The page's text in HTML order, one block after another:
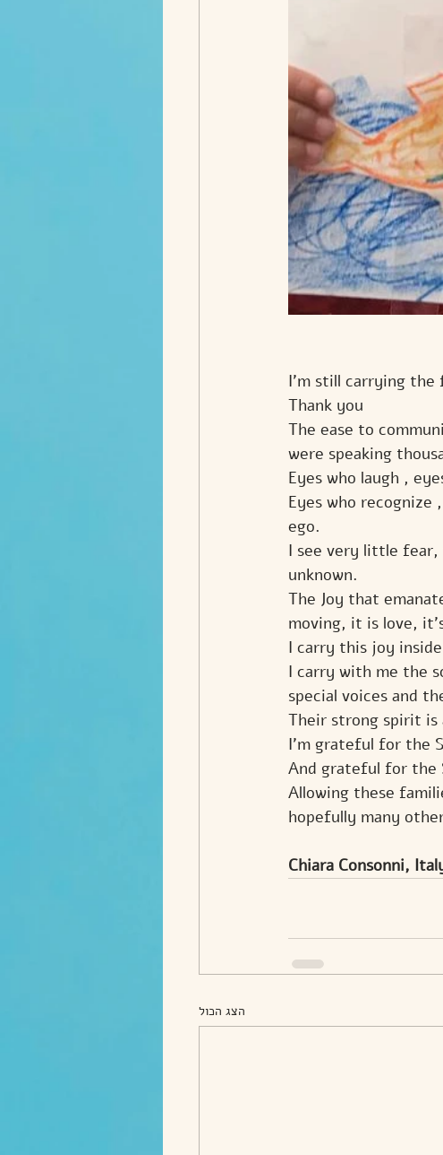
I'm still carrying the
Thank you
The ease to
were speaking
Eyes who laugh ,
Eyes who
ego.
I see very little
unknown.
The Joy that
moving, it is love,
I carry this joy
I carry with me the
special voices and
Their strong spirit is
I'm grateful for the
And grateful for the
Allowing these
hopefully many
Chiara Consonni,
הצג הכול